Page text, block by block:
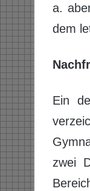
a.
dem
Ein
zwei